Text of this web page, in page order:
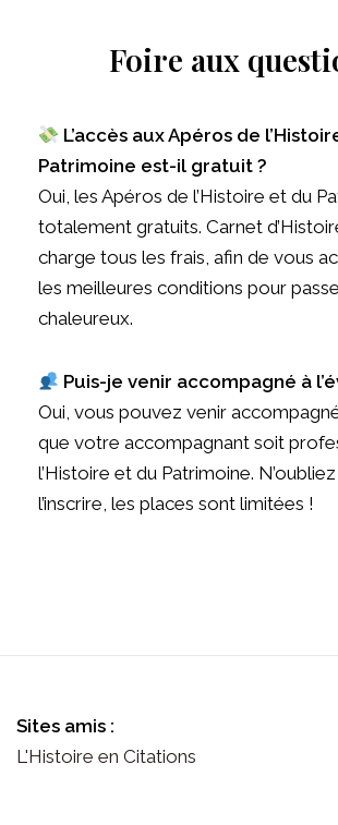
Foire aux
L’accès aux Apéros de
Patrimoine est-il gratuit ?
Oui, les Apéros de l’Histoire et du
totalement gratuits. Carnet
charge tous les frais, afin de vous
les meilleures conditions pour
chaleureux.
Puis-je venir accompagné à
Oui, vous pouvez venir
que votre accompagnant soit
l’Histoire et du Patrimoine.
l’inscrire, les places sont limitées !
Sites amis :
L'Histoire en Citations